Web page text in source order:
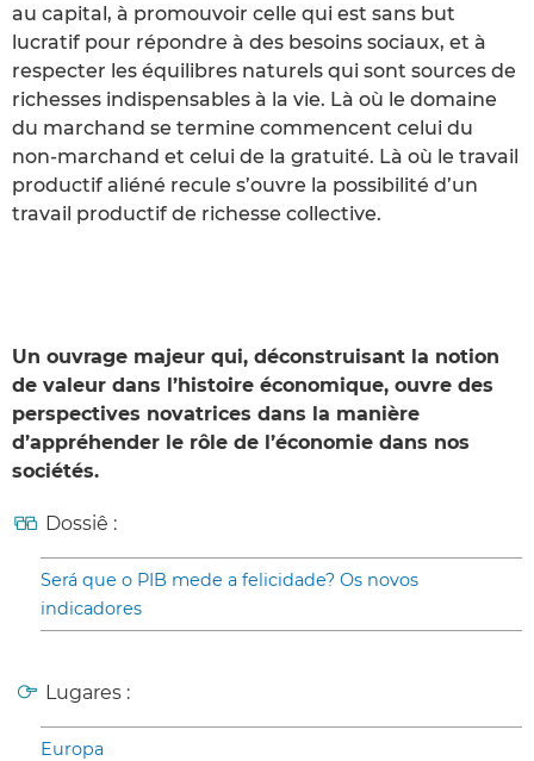
au capital, à promouvoir celle qui est sans but
lucratif pour répondre à des besoins sociaux, et à
respecter les équilibres naturels qui sont sources de
richesses indispensables à la vie. Là où le domaine
du marchand se termine commencent celui du
non-marchand et celui de la gratuité. Là où le travail
productif aliéné recule s’ouvre la possibilité d’un
travail productif de richesse collective.
Un ouvrage majeur qui, déconstruisant la notion
de valeur dans l’histoire économique, ouvre des
perspectives novatrices dans la manière
d’appréhender le rôle de l’économie dans nos
sociétés.
Dossiê :
Será que o PIB mede a felicidade? Os novos
indicadores
Lugares :
Europa